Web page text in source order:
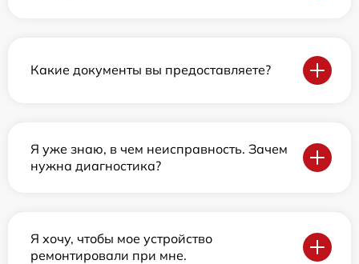
Какие документы вы предоставляете?
Я уже знаю, в чем неисправность. Зачем
нужна диагностика?
Я хочу, чтобы мое устройство
ремонтировали при мне.